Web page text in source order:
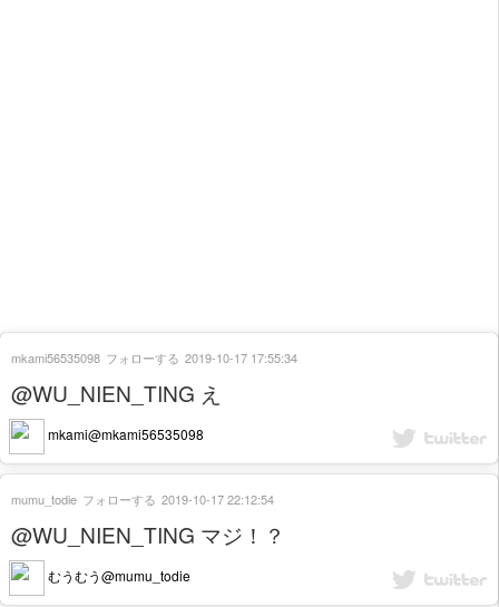
@WU_NIEN_TING え
mkami@mkami56535098
mkami56535098 フォローする 2019-10-17 17:55:34
@WU_NIEN_TING マジ！？
むうむう@mumu_todie
mumu_todie フォローする 2019-10-17 22:12:54